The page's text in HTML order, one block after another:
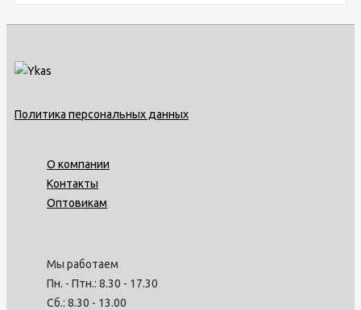
Политика персональных данных
О компании
Контакты
Оптовикам
Мы работаем
Пн. - Птн.: 8.30 - 17.30
Сб.: 8.30 - 13.00